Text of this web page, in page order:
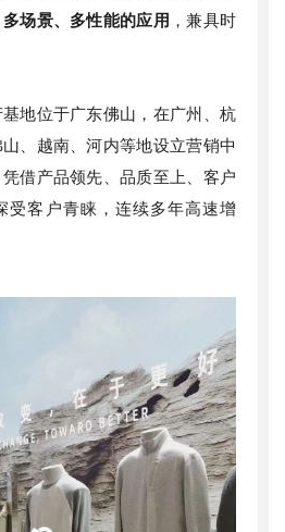
场景、多性能的应用 ，兼具时
地位于广东佛山，在广州、杭
、越南、河内等地设立营销中
借产品领先、品质至上、客户
受客户青睐，连续多年高速增